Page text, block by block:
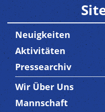
Neuigkeiten
Aktivitäten
Pressearchiv
Trenner3
Wir Über Uns
Mannschaft